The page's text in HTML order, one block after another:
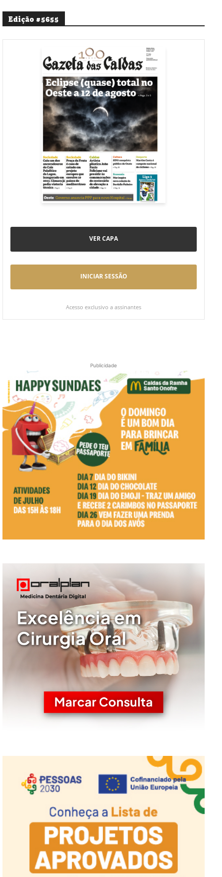
Edição #5655
VER CAPA
INICIAR SESSÃO
Acesso exclusivo a assinantes
Publicidade